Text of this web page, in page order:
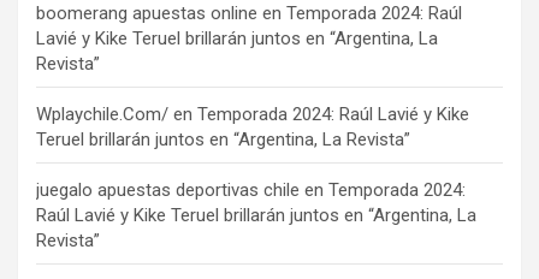
boomerang apuestas online en Temporada 2024: Raúl
Lavié y Kike Teruel brillarán juntos en “Argentina, La
Revista”
Wplaychile.Com/ en Temporada 2024: Raúl Lavié y Kike
Teruel brillarán juntos en “Argentina, La Revista”
juegalo apuestas deportivas chile en Temporada 2024:
Raúl Lavié y Kike Teruel brillarán juntos en “Argentina, La
Revista”